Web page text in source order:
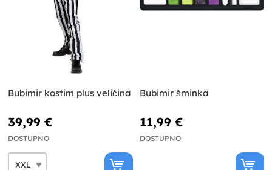
Bubimir kostim plus veličina
39,99 €
DOSTUPNO
Bubimir šminka
11,99 €
DOSTUPNO